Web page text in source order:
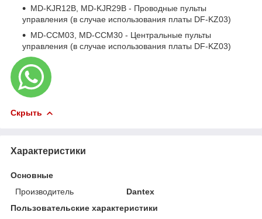
MD-KJR12B, MD-KJR29B - Проводные пульты
управления (в случае использования платы DF-KZ03)
MD-CCM03, MD-CCM30 - Центральные пульты
управления (в случае использования платы DF-KZ03)
Скрыть
Характеристики
Основные
Производитель
Dantex
Пользовательские характеристики